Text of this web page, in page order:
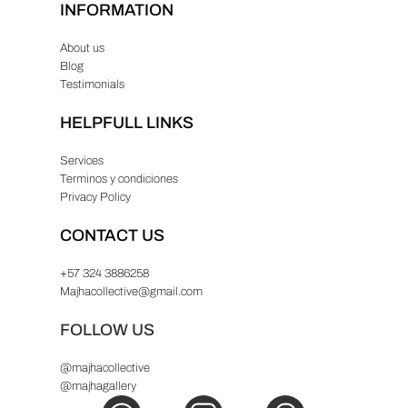
INFORMATION
About us
Blog
Testimonials
HELPFULL LINKS
Services
Terminos y condiciones
Privacy Policy
CONTACT US
+57 324 3886258
Majhacollective@gmail.com
FOLLOW US
@majhacollective
@majhagallery